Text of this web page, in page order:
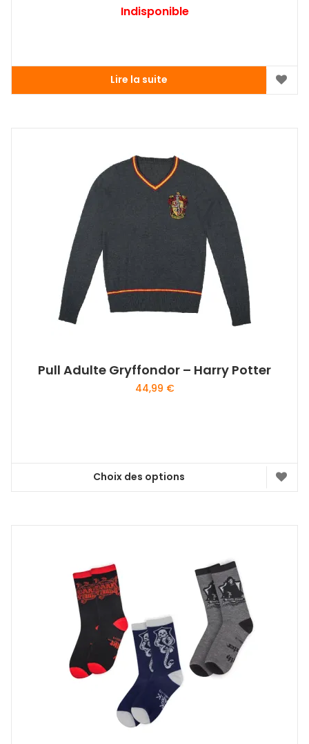
Indisponible
Lire la suite
Pull Adulte Gryffondor – Harry Potter
44,99 €
Choix des options
Ce
être
choisies
sur
la
page
du
produit